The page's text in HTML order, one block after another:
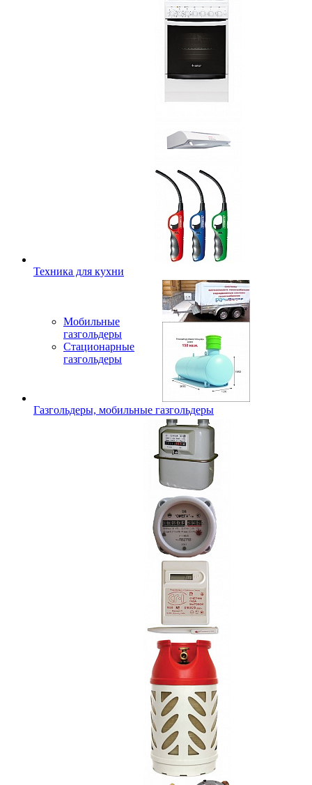
Техника для кухни
Мобильные
газгольдеры
Стационарные
газгольдеры
Газгольдеры, мобильные газгольдеры